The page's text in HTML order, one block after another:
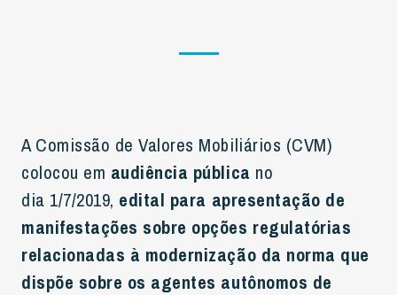
A Comissão de Valores Mobiliários (CVM)
colocou em audiência pública no
dia 1/7/2019, edital para apresentação de
manifestações sobre opções regulatórias
relacionadas à modernização da norma que
dispõe sobre os agentes autônomos de